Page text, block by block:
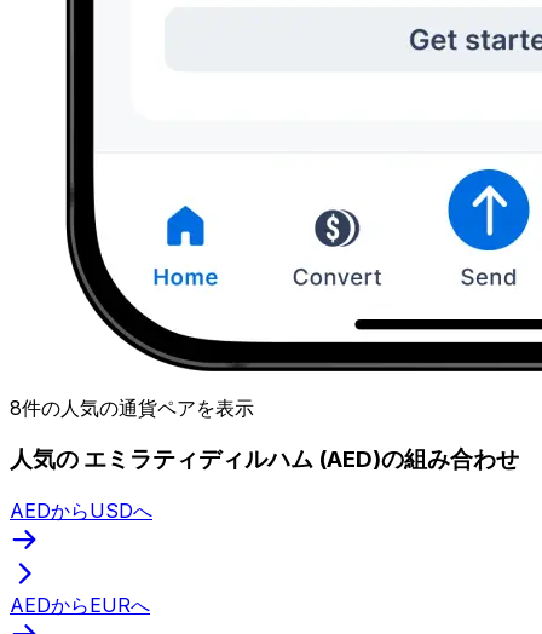
8件の人気の通貨ペアを表示
人気の エミラティディルハム (AED)の組み合わせ
AEDからUSDへ
AEDからEURへ